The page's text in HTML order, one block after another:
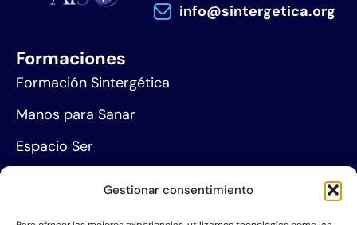
Gestionar consentimiento
info@sintergetica.org
Formaciones
Formación Sintergética
Manos para Sanar
Espacio Ser